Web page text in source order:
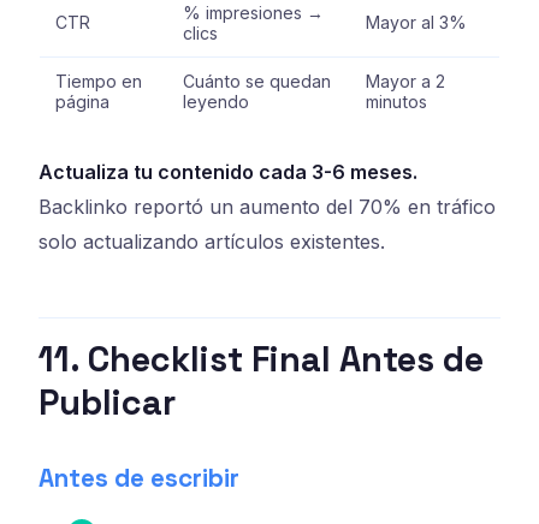
CTR
% impresiones →
clics
Mayor al 3%
Tiempo en
página
Cuánto se quedan
leyendo
Mayor a 2
minutos
Actualiza tu contenido cada 3-6 meses.
Backlinko reportó un aumento del 70% en tráfico
solo actualizando artículos existentes.
11. Checklist Final Antes de
Publicar
Antes de escribir